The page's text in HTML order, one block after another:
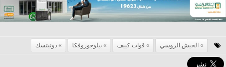
الجيش الروسي قوات كييف بيلوجوروفكا دونيتسك